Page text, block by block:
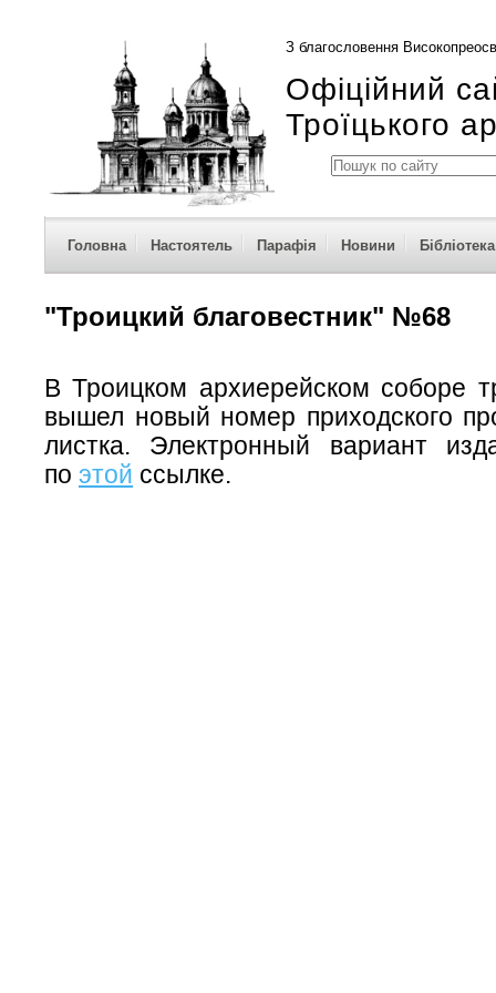
З благословення
Офіційний
Троїцького
Головна Настоятель Парафія Новини Бібліотека
"Троицкий благовестник" №68
В Троицком архиерейском соборе
вышел новый номер приходского
листка. Электронный вариант
по этой ссылке.